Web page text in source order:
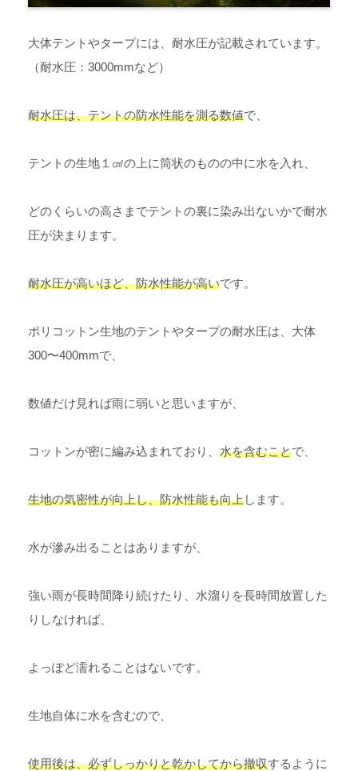
大体テントやタープには、耐水圧が記載されています。
（耐水圧：3000mmなど）
耐水圧は、テントの防水性能を測る数値で、
テントの生地１㎠の上に筒状のものの中に水を入れ、
どのくらいの高さまでテントの裏に染み出ないかで耐水
圧が決まります。
耐水圧が高いほど、防水性能が高いです。
ポリコットン生地のテントやタープの耐水圧は、大体
300〜400mmで、
数値だけ見れば雨に弱いと思いますが、
コットンが密に編み込まれており、 水を含むことで、
生地の気密性が向上し、防水性能も向上します。
水が滲み出ることはありますが、
強い雨が長時間降り続けたり、水溜りを長時間放置した
りしなければ、
よっぽど濡れることはないです。
生地自体に水を含むので、
使用後は、必ずしっかりと乾かしてから撤収するように